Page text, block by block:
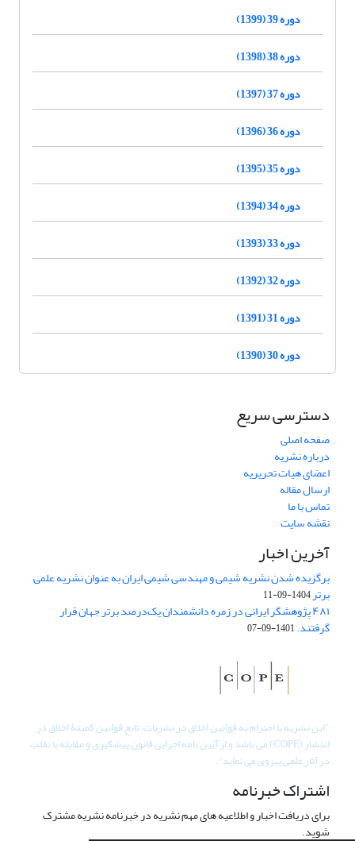
دوره 39 (1399)
دوره 38 (1398)
دوره 37 (1397)
دوره 36 (1396)
دوره 35 (1395)
دوره 34 (1394)
دوره 33 (1393)
دوره 32 (1392)
دوره 31 (1391)
دوره 30 (1390)
دسترسی سریع
صفحه اصلی
درباره نشریه
اعضای هیات تحریریه
ارسال مقاله
تماس با ما
نقشه سایت
آخرین اخبار
برگزیده شدن نشریه شیمی و مهندسی شیمی ایران به عنوان نشریه علمی
برتر1404-09-11
۴۸۱ پژوهشگر ایرانی در زمره دانشمندان یک‌درصد برتر جهان قرار
گرفتند.1401-09-07
"این نشریه با احترام به قوانین اخلاق در نشریات، تابع قوانین کمیتۀ اخلاق در
انتشار (COPE) می باشد و از آیین نامه اجرایی قانون پیشگیری و مقابله با تقلب
در آثار علمی پیروی می نماید".
اشتراک خبرنامه
برای دریافت اخبار و اطلاعیه های مهم نشریه در خبرنامه نشریه مشترک
شوید.